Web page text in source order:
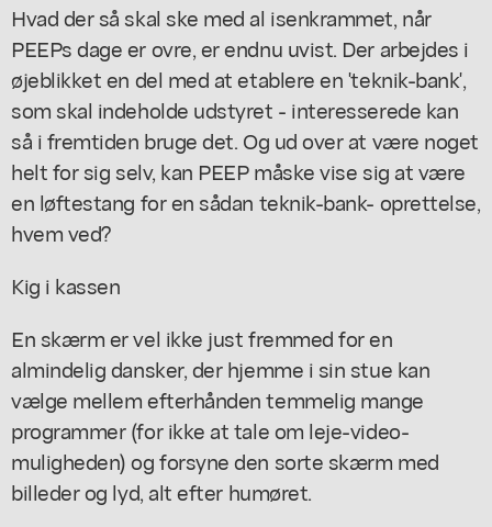
Hvad der så skal ske med al isenkrammet, når
PEEPs dage er ovre, er endnu uvist. Der arbejdes i
øjeblikket en del med at etablere en 'teknik-bank',
som skal indeholde udstyret - interesserede kan
så i fremtiden bruge det. Og ud over at være noget
helt for sig selv, kan PEEP måske vise sig at være
en løftestang for en sådan teknik-bank- oprettelse,
hvem ved?
Kig i kassen
En skærm er vel ikke just fremmed for en
almindelig dansker, der hjemme i sin stue kan
vælge mellem efterhånden temmelig mange
programmer (for ikke at tale om leje-video-
muligheden) og forsyne den sorte skærm med
billeder og lyd, alt efter humøret.